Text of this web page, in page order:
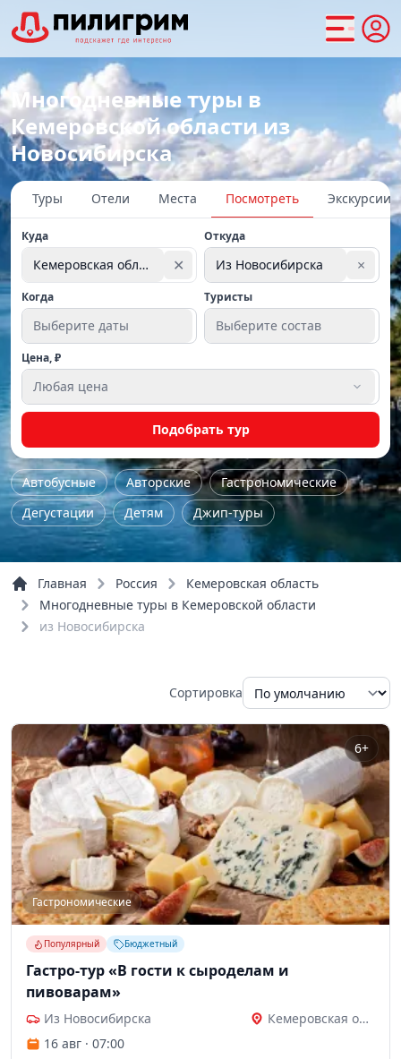
Многодневные туры в
Кемеровской области из
Новосибирска
Туры Отели Места Посмотреть Экскурсии
Куда
Кемеровская область ✕
Откуда
Из Новосибирска ×
Когда
Выберите даты
Туристы
Выберите состав
Цена, ₽
Любая цена
Подобрать тур
Автобусные Авторские
Гастрономические
Дегустации
Детям
Джип-туры
Железнодорожные
Женские
Йога - туры
Культурно-исторические
Мастер-класс
Музейные
На природу
Тур выходного дня
Экстрим
Обзорные
Речные прогулки
Главная Россия
Кемеровская область
Многодневные туры в Кемеровской области
из Новосибирска
Сортировка
6+
Гастрономические
Популярный Бюджетный
Гастро-тур «В гости к сыроделам и
пивоварам»
Из Новосибирска
Кемеровская область
16 авг · 07:00